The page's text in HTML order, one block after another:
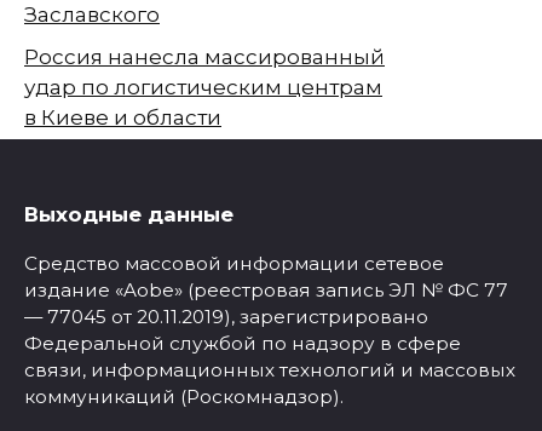
Заславского
Россия нанесла массированный
удар по логистическим центрам
в Киеве и области
Выходные данные
Средство массовой информации сетевое
издание «Aobe» (реестровая запись ЭЛ № ФС 77
— 77045 от 20.11.2019), зарегистрировано
Федеральной службой по надзору в сфере
связи, информационных технологий и массовых
коммуникаций (Роскомнадзор).